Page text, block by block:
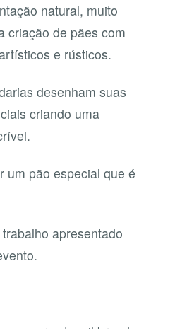
natural, muito
criação de pães com
e rústicos.
desenham suas
criando uma
um pão especial que é
apresentado